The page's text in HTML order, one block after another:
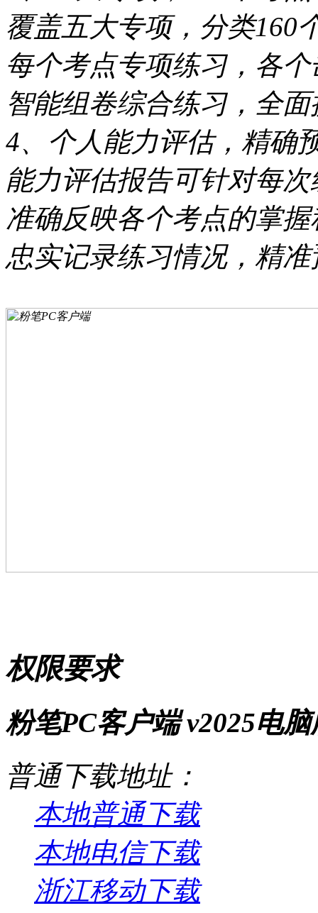
覆盖五大专项，分类160
每个考点专项练习，各个
智能组卷综合练习，全面
4、个人能力评估，精确
能力评估报告可针对每
准确反映各个考点的掌握
忠实记录练习情况，精
权限要求
粉笔PC客户端 v2025电脑
普通下载地址：
本地普通下载
本地电信下载
浙江移动下载